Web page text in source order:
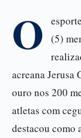
O
(5)
acreana Jerusa
ouro nos 200
atletas com
destacou como